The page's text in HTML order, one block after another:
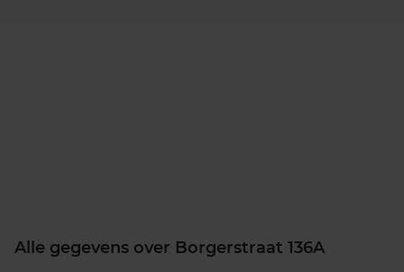
Alle gegevens over Borgerstraat 136A